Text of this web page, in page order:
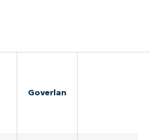
Goverlan